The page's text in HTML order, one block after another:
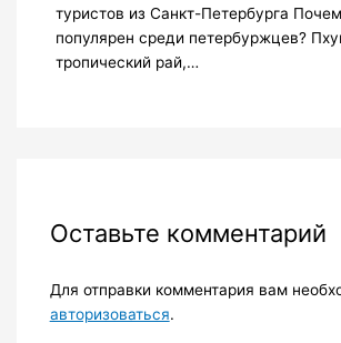
туристов из Санкт-Петербурга
популярен среди петербуржцев?
тропический рай,…
Оставьте комментарий
Для отправки комментария вам
авторизоваться.